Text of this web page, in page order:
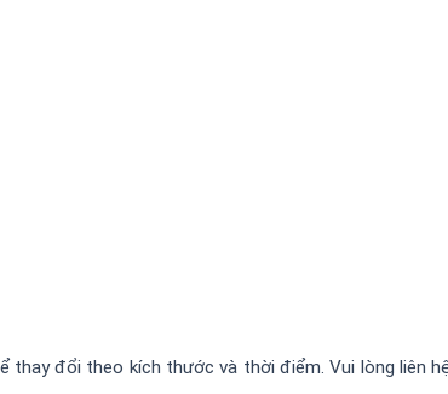
thay đổi theo kích thước và thời điểm. Vui lòng liên